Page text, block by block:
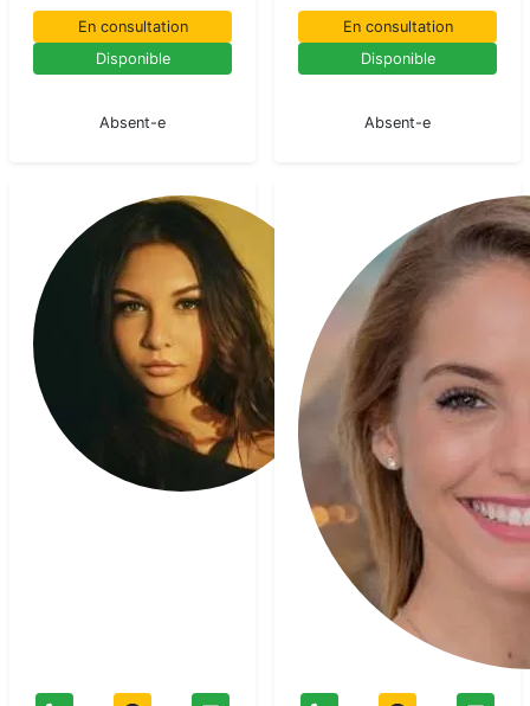
En consultation
Disponible
Absent-e
En consultation
Disponible
Absent-e
Elie
Voyant